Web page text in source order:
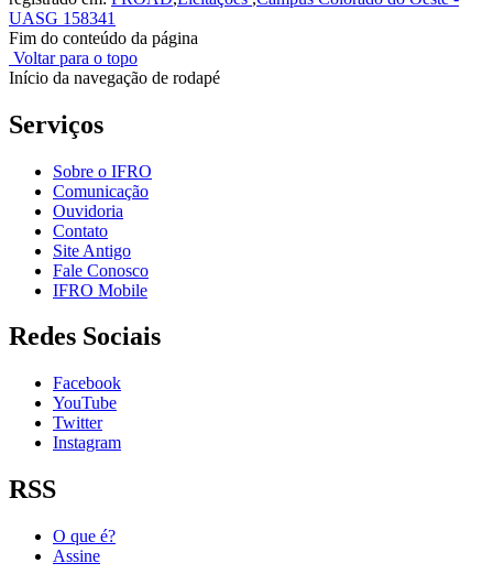
UASG 158341
Fim do conteúdo da página
Voltar para o topo
Início da navegação de rodapé
Serviços
Sobre o IFRO
Comunicação
Ouvidoria
Contato
Site Antigo
Fale Conosco
IFRO Mobile
Redes Sociais
Facebook
YouTube
Twitter
Instagram
RSS
O que é?
Assine